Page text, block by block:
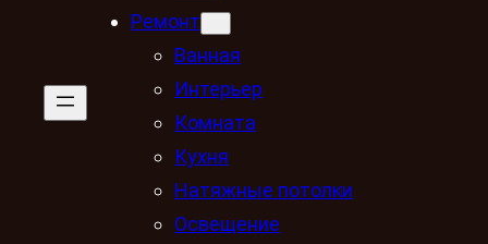
Ремонт
Ванная
Интерьер
Комната
Кухня
Натяжные потолки
Освещение